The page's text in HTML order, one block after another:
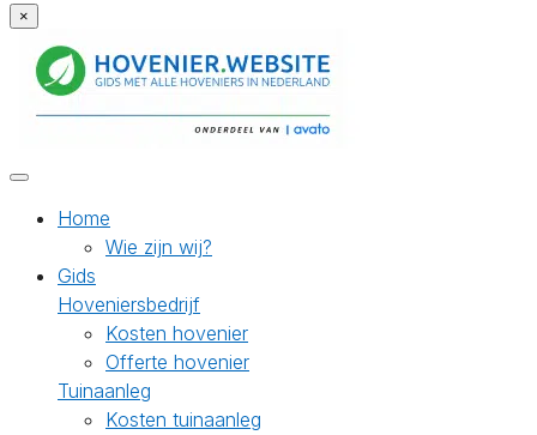
×
Home
Wie zijn wij?
Gids
Hoveniersbedrijf
Kosten hovenier
Offerte hovenier
Tuinaanleg
Kosten tuinaanleg